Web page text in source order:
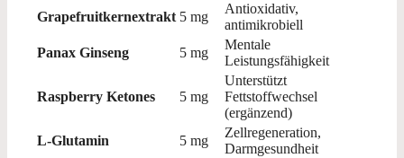
Grapefruitkernextrakt 5 mg
Antioxidativ,
antimikrobiell
Panax Ginseng
5 mg
Mentale
Leistungsfähigkeit
Raspberry Ketones 5 mg
Unterstützt
Fettstoffwechsel
(ergänzend)
L-Glutamin
5 mg
Zellregeneration,
Darmgesundheit